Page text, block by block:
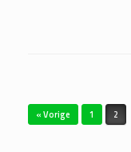
« Vorige 1 2